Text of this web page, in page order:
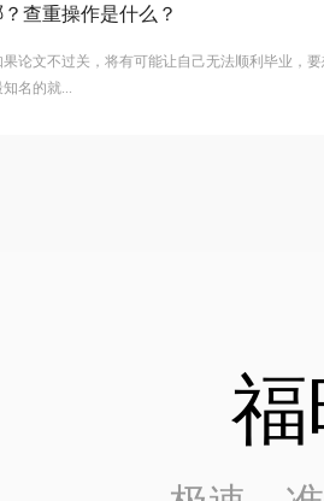
查重操作是什么？
论文不过关，将有可能让自己无法顺利毕业，
名的就...